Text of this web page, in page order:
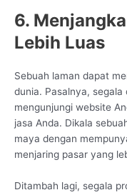
6.
Lebih Luas
Sebuah laman dapat
dunia. Pasalnya, segala
mengunjungi website
jasa Anda. Dikala
maya dengan
menjaring pasar yang
Ditambah lagi, segala